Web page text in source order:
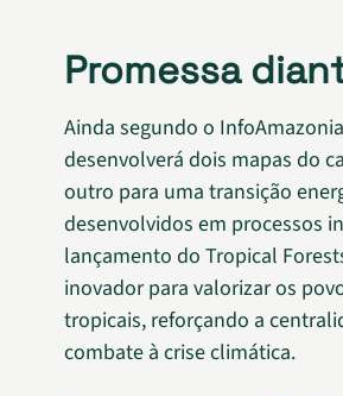
Promessa
Ainda segundo o
desenvolverá dois mapas do
outro para uma transição
desenvolvidos em processos
lançamento do Tropical
inovador para valorizar os
tropicais, reforçando a
combate à crise climática.